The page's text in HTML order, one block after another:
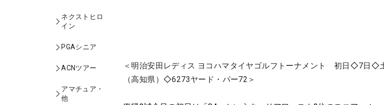
ネクストヒロ
イン
PGAシニア
ACNツアー
アマチュア・
他
＜明治安田レディス ヨコハマタイヤゴルフトーナメント 初日◇7日◇
（高知県）◇6273ヤード・パー72＞